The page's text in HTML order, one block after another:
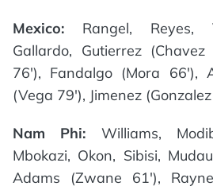
Mexico: Rangel, Reyes,
Gallardo, Gutierrez
76'), Fandalgo (Mora 66'),
(Vega 79'), Jimenez
Nam Phi: Williams,
Mbokazi, Okon, Sibisi,
Adams (Zwane 61'),